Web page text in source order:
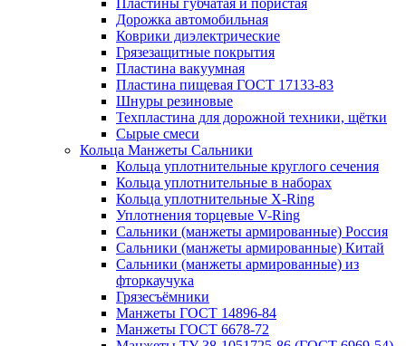
Пластины губчатая и пористая
Дорожка автомобильная
Коврики диэлектрические
Грязезащитные покрытия
Пластина вакуумная
Пластина пищевая ГОСТ 17133-83
Шнуры резиновые
Техпластина для дорожной техники, щётки
Сырые смеси
Кольца Манжеты Сальники
Кольца уплотнительные круглого сечения
Кольца уплотнительные в наборах
Кольца уплотнительные Х-Ring
Уплотнения торцевые V-Ring
Сальники (манжеты армированные) Россия
Сальники (манжеты армированные) Китай
Сальники (манжеты армированные) из
фторкаучука
Грязесъёмники
Манжеты ГОСТ 14896-84
Манжеты ГОСТ 6678-72